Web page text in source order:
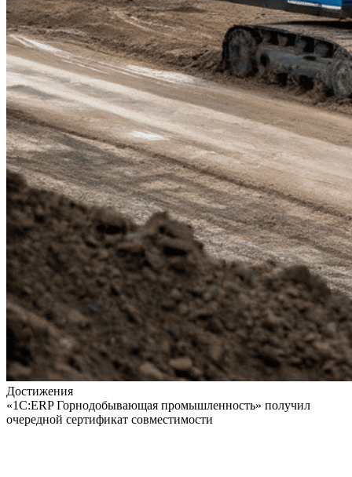
Достижения
«1С:ERP Горнодобывающая промышленность» получил
очередной сертификат совместимости